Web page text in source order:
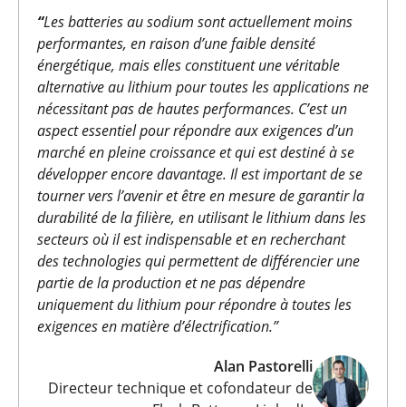
“Les batteries au sodium sont actuellement moins
performantes, en raison d’une faible densité
énergétique, mais elles constituent une véritable
alternative au lithium pour toutes les applications ne
nécessitant pas de hautes performances. C’est un
aspect essentiel pour répondre aux exigences d’un
marché en pleine croissance et qui est destiné à se
développer encore davantage. Il est important de se
tourner vers l’avenir et être en mesure de garantir la
durabilité de la filière, en utilisant le lithium dans les
secteurs où il est indispensable et en recherchant
des technologies qui permettent de différencier une
partie de la production et ne pas dépendre
uniquement du lithium pour répondre à toutes les
exigences en matière d’électrification.”
Alan Pastorelli
Directeur technique et cofondateur de